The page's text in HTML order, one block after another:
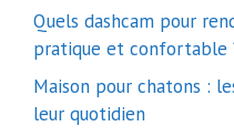
Quels dashcam pour
pratique et confortable
Maison pour chatons :
leur quotidien